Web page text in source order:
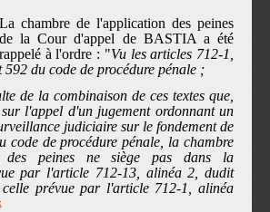
La chambre de l'application des peines
de la Cour d'appel de BASTIA a été
rappelé à l'ordre : "Vu les articles 712-1,
592 du code de procédure pénale ;
de la combinaison de ces textes que,
l'appel d'un jugement ordonnant un
judiciaire sur le fondement de
code de procédure pénale, la chambre
des peines ne siège pas dans la
par l'article 712-13, alinéa 2, dudit
prévue par l'article 712-1, alinéa